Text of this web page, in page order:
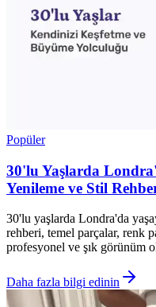
Popüler
30'lu Yaşlarda
Yenileme ve Stil
30'lu yaşlarda Londra'da
rehberi, temel parçalar, renk
profesyonel ve şık görünüm
Daha fazla bilgi edinin